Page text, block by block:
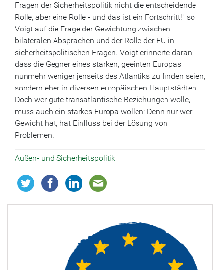
Fragen der Sicherheitspolitik nicht die entscheidende
Rolle, aber eine Rolle - und das ist ein Fortschritt!" so
Voigt auf die Frage der Gewichtung zwischen
bilateralen Absprachen und der Rolle der EU in
sicherheitspolitischen Fragen. Voigt erinnerte daran,
dass die Gegner eines starken, geeinten Europas
nunmehr weniger jenseits des Atlantiks zu finden seien,
sondern eher in diversen europäischen Hauptstädten.
Doch wer gute transatlantische Beziehungen wolle,
muss auch ein starkes Europa wollen: Denn nur wer
Gewicht hat, hat Einfluss bei der Lösung von
Problemen.
Außen- und Sicherheitspolitik